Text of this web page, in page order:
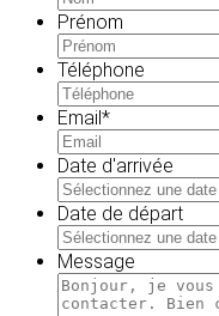
Prénom
Téléphone
Email*
Date d'arrivée
Date de départ
Message